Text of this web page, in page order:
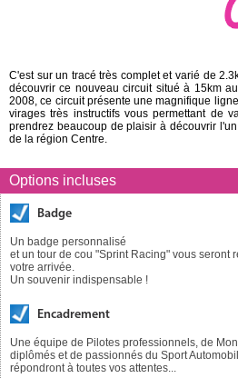
Options incluses
Badge
Un badge personnalisé
et un tour de cou "Sprint Racing" vous seront
votre arrivée.
Un souvenir indispensable !
Encadrement
Une équipe de Pilotes professionnels, de
diplômés et de passionnés du Sport
répondront à toutes vos attentes...
C'est sur un tracé très complet et varié de
découvrir ce nouveau circuit situé à 15km
2008, ce circuit présente une magnifique
virages très instructifs vous permettant de
prendrez beaucoup de plaisir à découvrir
de la région Centre.